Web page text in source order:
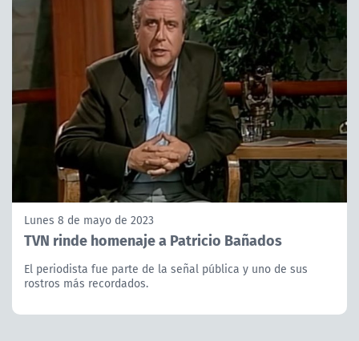
Lunes 8 de mayo de 2023
TVN rinde homenaje a Patricio Bañados
El periodista fue parte de la señal pública y uno de sus
rostros más recordados.